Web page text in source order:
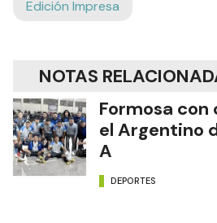
Edición Impresa
NOTAS
Formosa
el Argentino
A
DEPORTES